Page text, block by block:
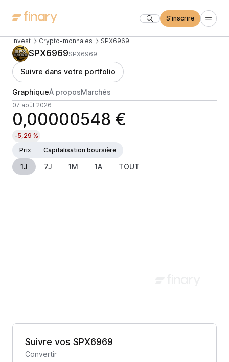
S'inscrire
Invest Crypto-monnaies SPX6969
SPX6969SPX6969
Suivre dans votre portfolio
GraphiqueÀ proposMarchés
07 août 2026
0,00000548 €
-5,29 %
Prix
Capitalisation boursière
1J 7J 1M 1A TOUT
Suivre vos SPX6969
Convertir